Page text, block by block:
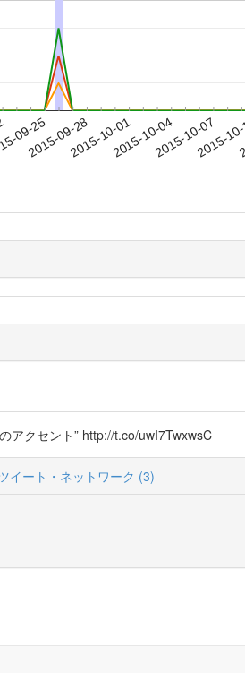
09-25
2015-09-282015-10-012015-10-042015-10-07
2015-
アクセント” http://t.co/uwI7TwxwsC
イート・ネットワーク (3)